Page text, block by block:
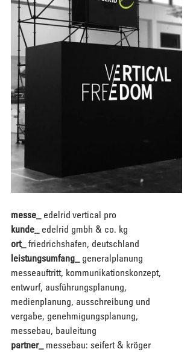
messe_
edelrid vertical pro
kunde_
edelrid gmbh & co. kg
ort_ friedrichshafen, deutschland
leistungsumfang_
generalplanung
messeauftritt, kommunikationskonzept,
entwurf, ausführungsplanung,
medienplanung, ausschreibung und
vergabe, genehmigungsplanung,
messebau, bauleitung
partner_ messebau: seifert & kröger